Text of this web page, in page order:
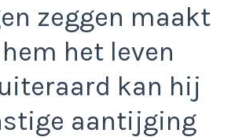
zeggen maakt
het leven
kan hij
aantijging